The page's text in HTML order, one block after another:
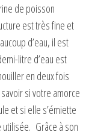
de poisson
est très fine et
d’eau, il est
litre d’eau est
en deux fois
si votre amorce
et si elle s’émiette
Grâce à son